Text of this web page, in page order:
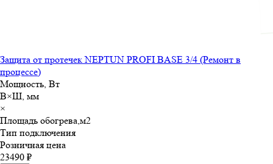
Защита от протечек NEPTUN PROFI BASE 3/4 (Ремонт в
процессе)
Мощность, Вт
В×Ш, мм
×
Площадь обогрева,м2
Тип подключения
Розничная цена
23490 ₽